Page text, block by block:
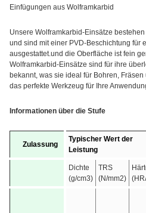
Einfügungen aus Wolframkarbid
Unsere Wolframkarbid-Einsätze
und sind mit einer PVD-Beschichtung für
ausgestattet.und die Oberfläche ist fein
Wolframkarbid-Einsätze sind für ihre
bekannt, was sie ideal für Bohren,
das perfekte Werkzeug für Ihre
Informationen über die Stufe
Zulassung
Typischer Wert der
Leistung
Dichte
(g/cm3)
TRS
(N/mm2)